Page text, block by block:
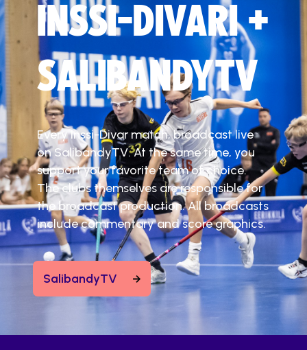
INSSI-DIVARI +
SALIBANDYTV
Every Inssi-Divar match, broadcast live
on SalibandyTV. At the same time, you
support your favorite team of choice.
The clubs themselves are responsible for
the broadcast production. All broadcasts
include commentary and score graphics.
SalibandyTV